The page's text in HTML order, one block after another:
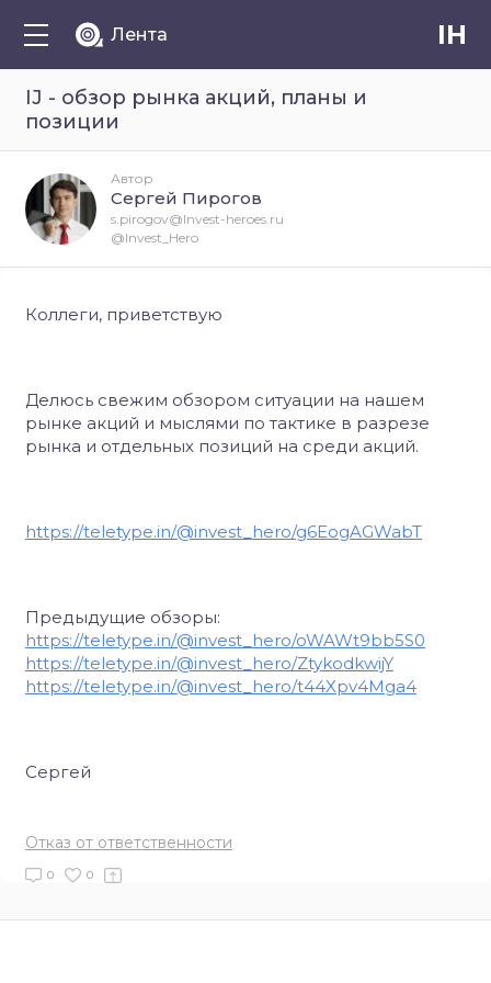
Лента IH
IJ - обзор рынка акций, планы и
позиции
Коллеги, приветствую
Делюсь свежим обзором ситуации на нашем
рынке акций и мыслями по тактике в разрезе
рынка и отдельных позиций на среди акций.
https://teletype.in/@invest_hero/g6EogAGWabT
Предыдущие обзоры:
https://teletype.in/@invest_hero/oWAWt9bb5S0
https://teletype.in/@invest_hero/ZtykodkwijY
https://teletype.in/@invest_hero/t44Xpv4Mga4
Сергей
Отказ от ответственности
0 0
Автор
Сергей Пирогов
s.pirogov@Invest-heroes.ru
@Invest_Hero